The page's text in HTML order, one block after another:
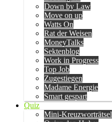
Down by Law
Move on up
Watts On
Rat der Weisen
MoneyTalks
Sektenblog
Work in Progress
Top Job
Zugestiegen
Madame Energie
Smart gespart
Quiz
Mini-Kreuzworträtsel